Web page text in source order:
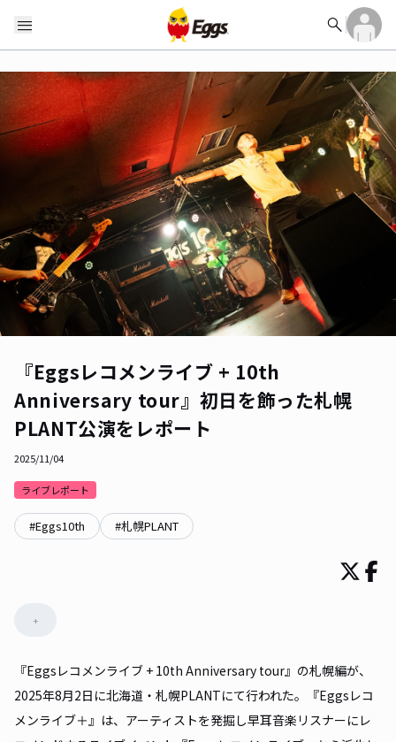
menu search
『Eggsレコメンライブ + 10th
Anniversary tour』初日を飾った札幌
PLANT公演をレポート
2025/11/04
ライブレポート
#Eggs10th #札幌PLANT
+
『Eggsレコメンライブ + 10th Anniversary tour』の札幌編が、
2025年8月2日に北海道・札幌PLANTにて行われた。『Eggsレコ
メンライブ＋』は、アーティストを発掘し早耳音楽リスナーにレ